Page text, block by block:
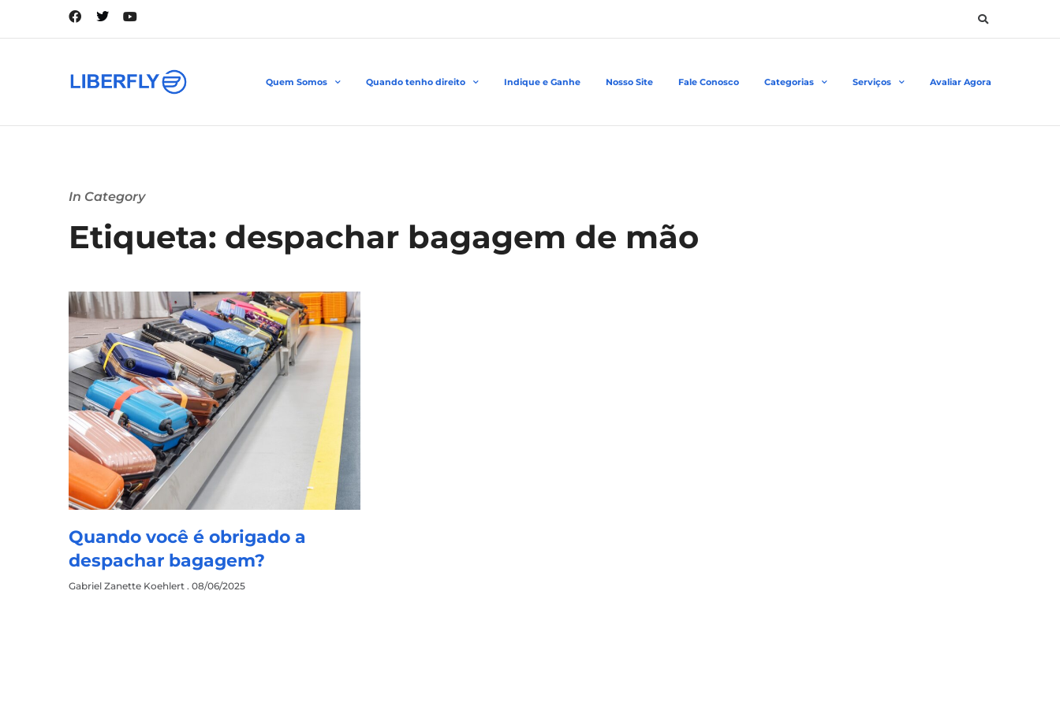
Quem Somos Quando tenho direito Indique e Ganhe Nosso Site Fale Conosco Categorias Serviços Avaliar Agora
In Category
Etiqueta: despachar bagagem de mão
Quando você é obrigado a
despachar bagagem?
Gabriel Zanette Koehlert 08/06/2025